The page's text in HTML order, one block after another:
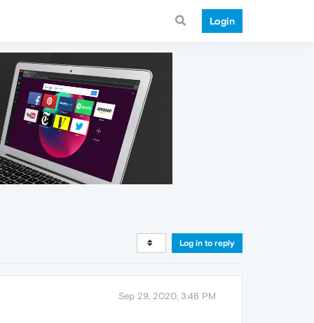
Login
Log in to reply
Sep 29, 2020, 3:46 PM